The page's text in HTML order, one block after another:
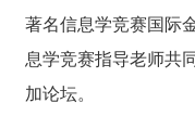
著名信息学竞赛国际
息学竞赛指导老师共
加论坛。